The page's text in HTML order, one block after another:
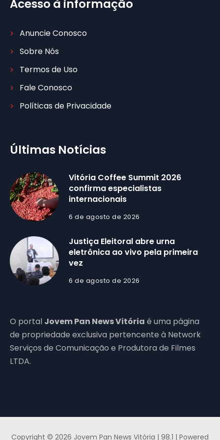
Acesso à informação
Anuncie Conosco
Sobre Nós
Termos de Uso
Fale Conosco
Políticas de Privacidade
Últimas Notícias
Vitória Coffee Summit 2026
confirma especialistas
internacionais
6 de agosto de 2026
Justiça Eleitoral abre urna
eletrônica ao vivo pela primeira
vez
6 de agosto de 2026
O portal Jovem Pan News Vitória é uma página
de propriedade exclusiva pertencente à Network
Serviços de Comunicação e Produtora de Filmes
LTDA.
Copyright © 2026 Jovem Pan News Vitória | 98.1 | Powered